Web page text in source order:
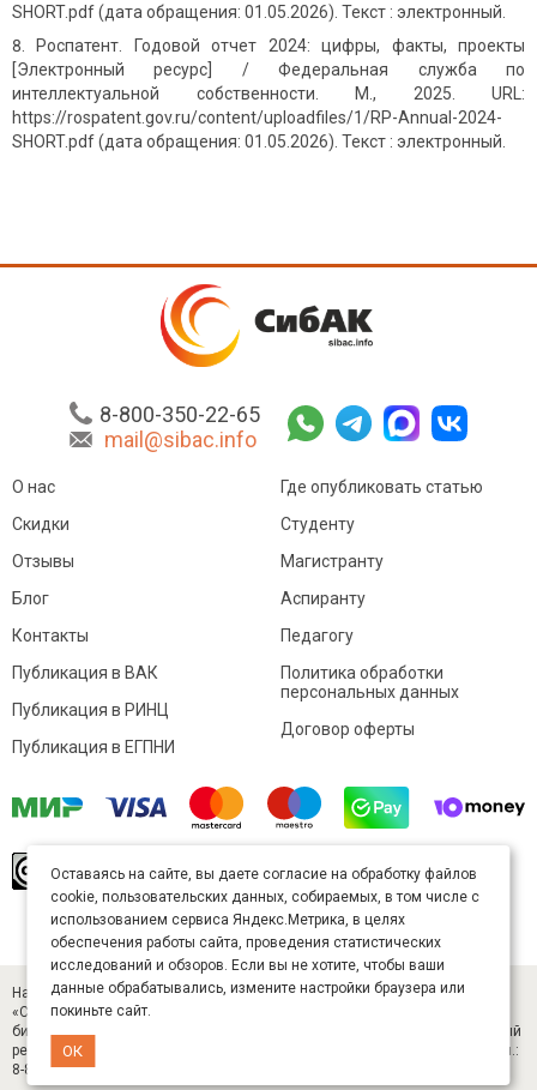
SHORT.pdf (дата обращения: 01.05.2026). Текст : электронный.
Роспатент. Годовой отчет 2024: цифры, факты, проекты
[Электронный ресурс] / Федеральная служба по
интеллектуальной собственности. М., 2025. URL:
https://rospatent.gov.ru/content/uploadfiles/1/RP-Annual-2024-
SHORT.pdf (дата обращения: 01.05.2026). Текст : электронный.
8-800-350-22-65
mail@sibac.info
О нас
Скидки
Отзывы
Блог
Контакты
Где опубликовать статью
Студенту
Магистранту
Аспиранту
Педагогу
Публикация в ВАК
Публикация в РИНЦ
Публикация в ЕГПНИ
Политика обработки
персональных данных
Договор оферты
произведение доступно полицензии Creative
Commons «Attribution» («Атрибуция») 4.0
Непортированная.
Карта сайта
Научный журнал «Студенческий» (ISSN 2541-9412). Издатель — ООО
«СибАК» (ИНН 5402054157). Размещается в Научной электронной
библиотеке eLIBRARY.RU (договор № 445-11/2019 от 05.11.2019). Главный
редактор — Старченко И. Б., д-р техн. наук. E-mail: student@sibac.info, тел.:
8-800-350-22-65.
Оставаясь на сайте, вы даете согласие на обработку файлов
cookie, пользовательских данных, собираемых, в том числе с
использованием сервиса Яндекс.Метрика, в целях
обеспечения работы сайта, проведения статистических
исследований и обзоров. Если вы не хотите, чтобы ваши
данные обрабатывались, измените настройки браузера или
покиньте сайт.
ОК